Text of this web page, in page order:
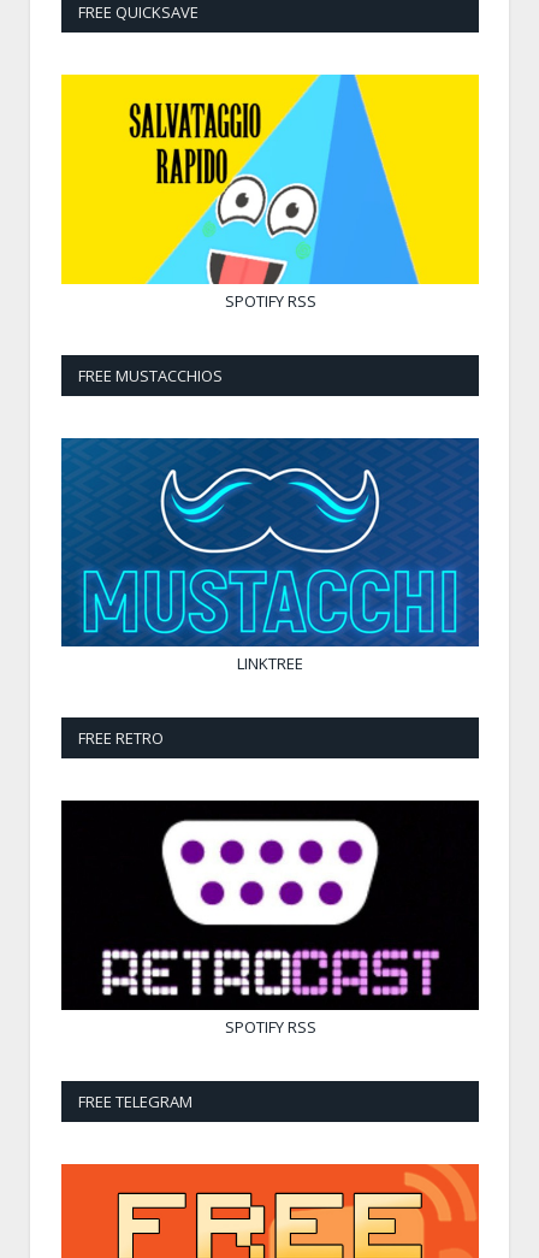
FREE QUICKSAVE
SPOTIFYRSS
FREE MUSTACCHIOS
LINKTREE
FREE RETRO
SPOTIFYRSS
FREE TELEGRAM